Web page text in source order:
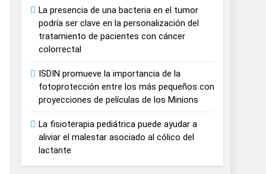
muscular del deportista
mirar al Sol sin protección puede
La presencia de una bacteria en el tumor
podría ser clave en la personalización del
tratamiento de pacientes con cáncer
colorrectal
ISDIN promueve la importancia de la
fotoprotección entre los más pequeños con
proyecciones de películas de los Minions
La fisioterapia pediátrica puede ayudar a
aliviar el malestar asociado al cólico del
lactante